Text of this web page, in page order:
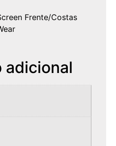
Frente/Costas
adicional